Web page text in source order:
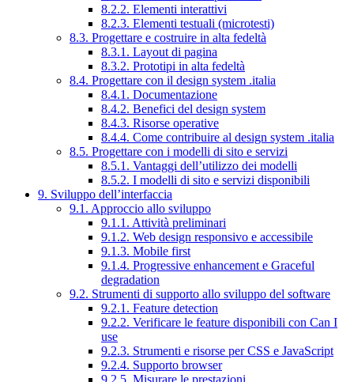
8.2.2. Elementi interattivi
8.2.3. Elementi testuali (microtesti)
8.3. Progettare e costruire in alta fedeltà
8.3.1. Layout di pagina
8.3.2. Prototipi in alta fedeltà
8.4. Progettare con il design system .italia
8.4.1. Documentazione
8.4.2. Benefici del design system
8.4.3. Risorse operative
8.4.4. Come contribuire al design system .italia
8.5. Progettare con i modelli di sito e servizi
8.5.1. Vantaggi dell’utilizzo dei modelli
8.5.2. I modelli di sito e servizi disponibili
9. Sviluppo dell’interfaccia
9.1. Approccio allo sviluppo
9.1.1. Attività preliminari
9.1.2. Web design responsivo e accessibile
9.1.3. Mobile first
9.1.4. Progressive enhancement e Graceful
degradation
9.2. Strumenti di supporto allo sviluppo del software
9.2.1. Feature detection
9.2.2. Verificare le feature disponibili con Can I
use
9.2.3. Strumenti e risorse per CSS e JavaScript
9.2.4. Supporto browser
9.2.5. Misurare le prestazioni